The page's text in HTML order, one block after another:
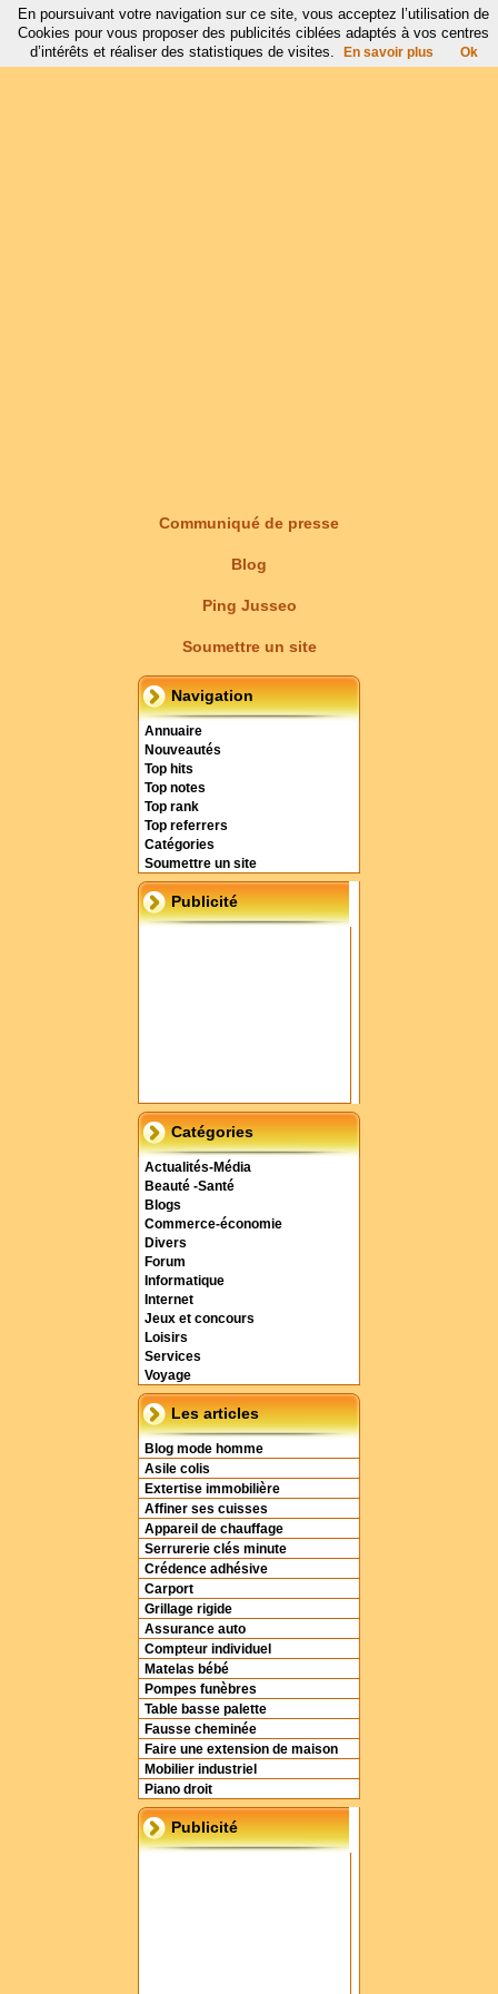
Communiqué de presse
Blog
Ping Jusseo
Soumettre un site
Navigation
Annuaire
Nouveautés
Top hits
Top notes
Top rank
Top referrers
Catégories
Soumettre un site
Publicité
Catégories
Actualités-Média
Beauté -Santé
Blogs
Commerce-économie
Divers
Forum
Informatique
Internet
Jeux et concours
Loisirs
Services
Voyage
Les articles
Blog mode homme
Asile colis
Extertise immobilière
Affiner ses cuisses
Appareil de chauffage
Serrurerie clés minute
Crédence adhésive
Carport
Grillage rigide
Assurance auto
Compteur individuel
Matelas bébé
Pompes funèbres
Table basse palette
Fausse cheminée
Faire une extension de maison
Mobilier industriel
Piano droit
Publicité
En poursuivant votre navigation sur ce site, vous acceptez l’utilisation de
Cookies pour vous proposer des publicités ciblées adaptés à vos centres
d’intérêts et réaliser des statistiques de visites.
En savoir plus Ok